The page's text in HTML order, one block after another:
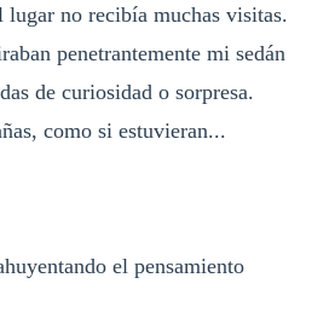
lugar no recibía muchas visitas.
penetrantemente mi sedán
de curiosidad o sorpresa.
como si estuvieran...
el pensamiento